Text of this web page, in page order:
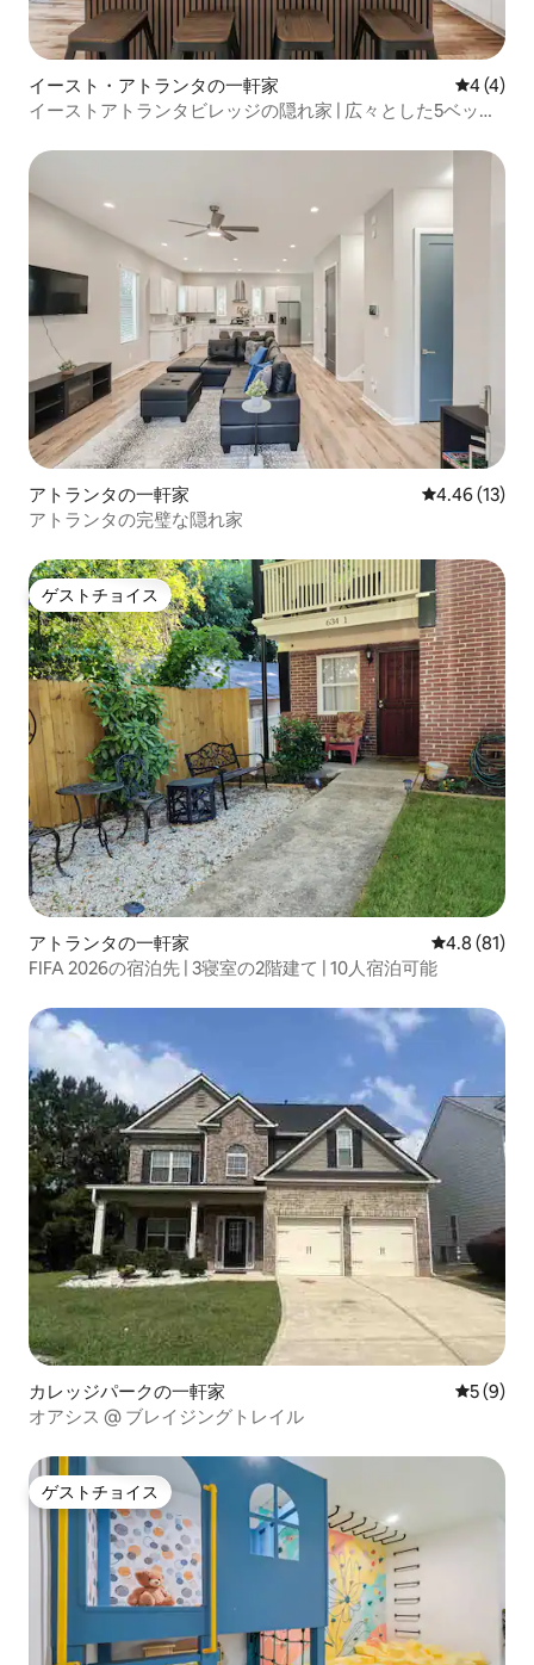
イースト・アトランタの一軒家 レビュー
4 (4)
イーストアトランタビレッジの隠れ家 | 広々とした5ベッド
アトランタの一軒家 レビュー13
4.46 (13)
アトランタの完璧な隠れ家
ゲストチョイス
ゲストチョイス
アトランタの一軒家 レビュー81
4.8 (81)
FIFA 2026の宿泊先 | 3寝室の2階建て | 10人宿泊可能
カレッジパークの一軒家 レビュー
5 (9)
オアシス @ ブレイジングトレイル
ゲストチョイス
ゲストチョイス